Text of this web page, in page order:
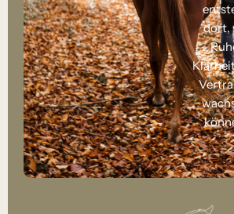
dort,